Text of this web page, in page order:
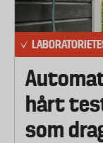
hårt
som